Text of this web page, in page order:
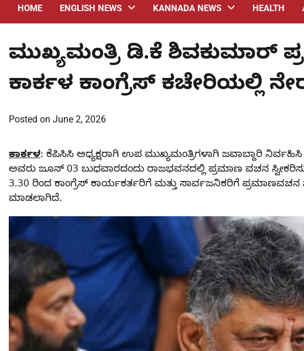
HOME ENGLISH NEWS KANNADA NEWS HEALTH
ಮುಖ್ಯಮಂತ್ರಿ ಡಿ.ಕೆ ಶಿವಕುಮಾರ್
ಕಾರ್ಕಳ ಕಾಂಗ್ರೆಸ್ ಕಚೇರಿಯಲ್ಲಿ
Posted on June 2, 2026
ಕಾರ್ಕಳ: ಕೆಪಿಸಿಸಿ ಅಧ್ಯಕ್ಷರಾಗಿ ಉಪ ಮುಖ್ಯಮಂತ್ರಿಗಳಾಗಿ ಜವಾಬ್ದಾರಿ
ಅವರು ಜೂನ್ 03 ಬುಧವಾರದಂದು ರಾಜಭವನದಲ್ಲಿ ಪ್ರಮಾಣ ವಚನ
3.30 ರಿಂದ ಕಾಂಗ್ರೆಸ್ ಕಾರ್ಯಕರ್ತರಿಗೆ ಮತ್ತು ಸಾರ್ವಜನಿಕರಿಗೆ ಪ್ರಮಾಣವಚನ
ಮಾಡಲಾಗಿದೆ.